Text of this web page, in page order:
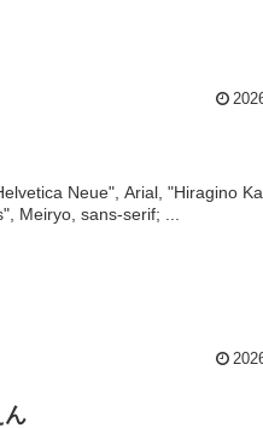
Neue", Arial, "Hiragino
Meiryo, sans-serif; ...
ん